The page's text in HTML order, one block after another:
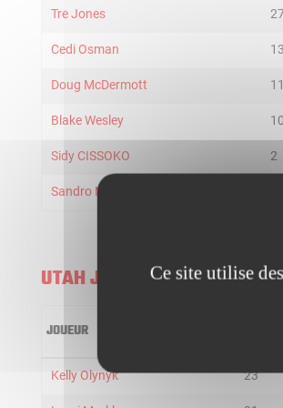
Tre Jones
Cedi Osman 13
Doug McDermott 11
Blake Wesley 10
Sidy CISSOKO 2
Sandro Mamukelashvili
UTAH JAZZ
JOUEUR
Kelly Olynyk 23
Ce site utilise